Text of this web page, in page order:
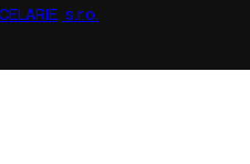
s.r.o.